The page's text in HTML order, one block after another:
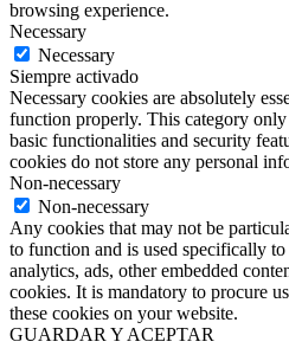
browsing experience.
Necessary
Necessary
Siempre activado
Necessary cookies are absolutely
function properly. This category
basic functionalities and security
cookies do not store any personal
Non-necessary
Non-necessary
Any cookies that may not be
to function and is used specifically
analytics, ads, other embedded
cookies. It is mandatory to procure
these cookies on your website.
GUARDAR Y ACEPTAR